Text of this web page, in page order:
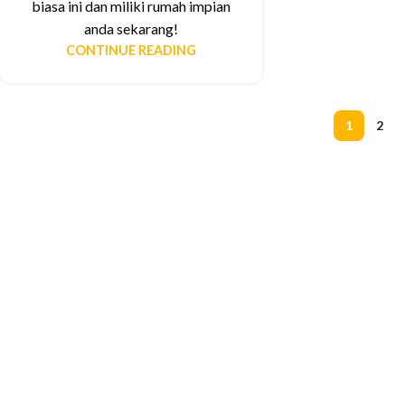
biasa ini dan miliki rumah impian
anda sekarang!
CONTINUE READING
1 2